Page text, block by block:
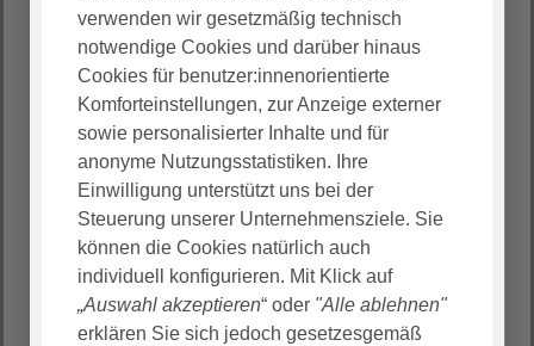
Zu den Möglichkeiten im
Catering
Ihre Zukunft im Logistikzentrum
UnserAGAPLESION Logistikzentrumbündelt die
logistischen Dienstleistungen unseres Konzerns.
Wir würden uns freuen, wenn wir dabei schon bald
auf Ihre Unterstützung zählen können.
Wir verwalten in drei Lagerhallen über 3.500 Artikel
verwenden wir gesetzmäßig technisch
notwendige Cookies und darüber hinaus
Cookies für benutzer:innenorientierte
Komforteinstellungen, zur Anzeige externer
sowie personalisierter Inhalte und für
anonyme Nutzungsstatistiken. Ihre
Einwilligung unterstützt uns bei der
Steuerung unserer Unternehmensziele. Sie
können die Cookies natürlich auch
individuell konfigurieren. Mit Klick auf
„Auswahl akzeptieren“ oder "Alle ablehnen"
erklären Sie sich jedoch gesetzesgemäß